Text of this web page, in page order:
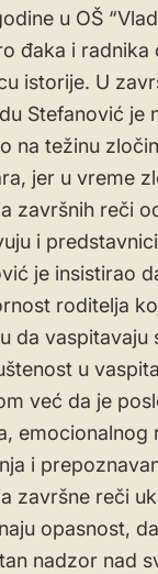
u OŠ
đaka i radnika
istorije. U
Stefanović je
na težinu
jer u vreme
završnih reči
i
je insistirao
roditelja
da vaspitavaju
u
već da je
i
završne reči
opasnost,
nadzor nad